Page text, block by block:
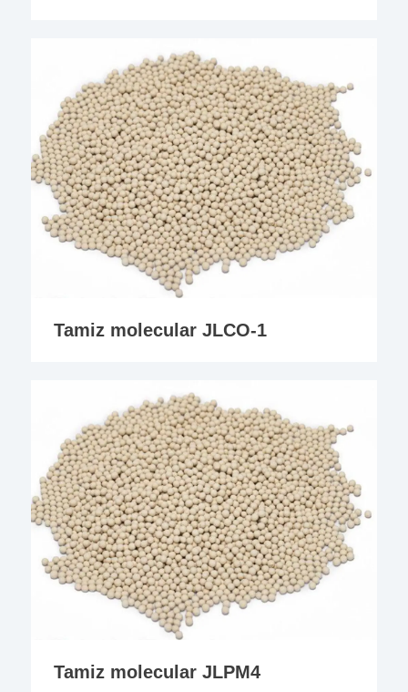
Tamiz molecular JLCO-1
Tamiz molecular JLPM4